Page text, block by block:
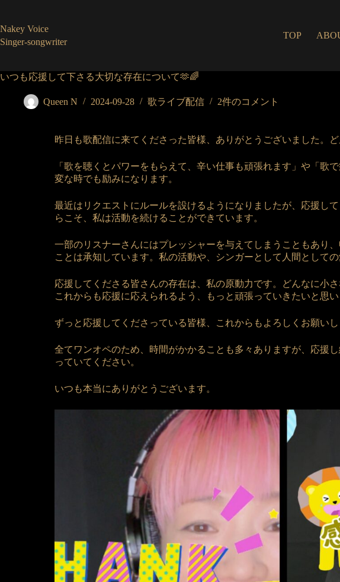
テ
ン
ス
Nakey Voice
Singer-songwriter
TOP
いつも応援して下さる大切な存在について🫶🌈
Queen N 2024-09-28 歌ライブ配信 2件のコメント
昨日も歌配信に来てくださった皆様、ありがとうございました。
「歌を聴くとパワーをもらえて、辛い仕事も頑張れます」や「
変な時でも励みになります。
最近はリクエストにルールを設けるようになりましたが、応援し
らこそ、私は活動を続けることができています。
一部のリスナーさんにはプレッシャーを与えてしまうこともあり
ことは承知しています。私の活動や、シンガーとして人間として
応援してくださる皆さんの存在は、私の原動力です。どんなに小
これからも応援に応えられるよう、もっと頑張っていきたいと思い
ずっと応援してくださっている皆様、これからもよろしくお願い
全てワンオペのため、時間がかかることも多々ありますが、応援
っていてください。
いつも本当にありがとうございます。